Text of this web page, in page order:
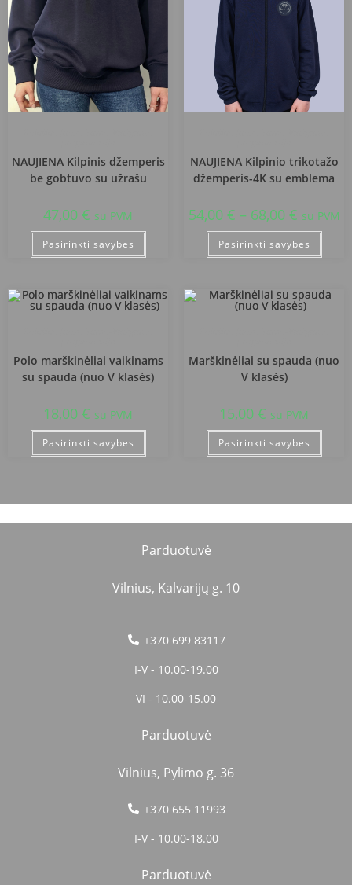
NAUJIENA Kilpinis džemperis
be gobtuvo su užrašu
47,00 € su PVM
Pasirinkti savybes
NAUJIENA Kilpinio trikotažo
džemperis-4K su emblema
54,00 € – 68,00 € su PVM
Pasirinkti savybes
Polo marškinėliai vaikinams
su spauda (nuo V klasės)
18,00 € su PVM
Pasirinkti savybes
Marškinėliai su spauda (nuo
V klasės)
15,00 € su PVM
Pasirinkti savybes
Parduotuvė
Vilnius, Kalvarijų g. 10
+370 699 83117
I-V - 10.00-19.00
VI - 10.00-15.00
Parduotuvė
Vilnius, Pylimo g. 36
+370 655 11993
I-V - 10.00-18.00
Parduotuvė